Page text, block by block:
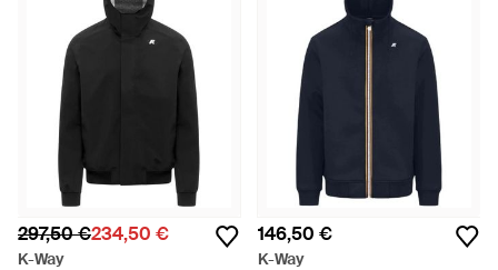
297,50 €234,50 €
K-Way
146,50 €
K-Way